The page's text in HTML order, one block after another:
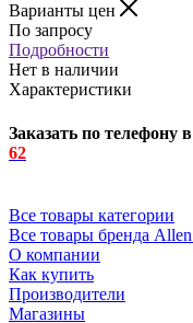
Варианты цен
По запросу
Подробности
Нет в наличии
Характеристики
Заказать по телефону
62
Все товары категории
Все товары бренда
О компании
Как купить
Производители
Магазины